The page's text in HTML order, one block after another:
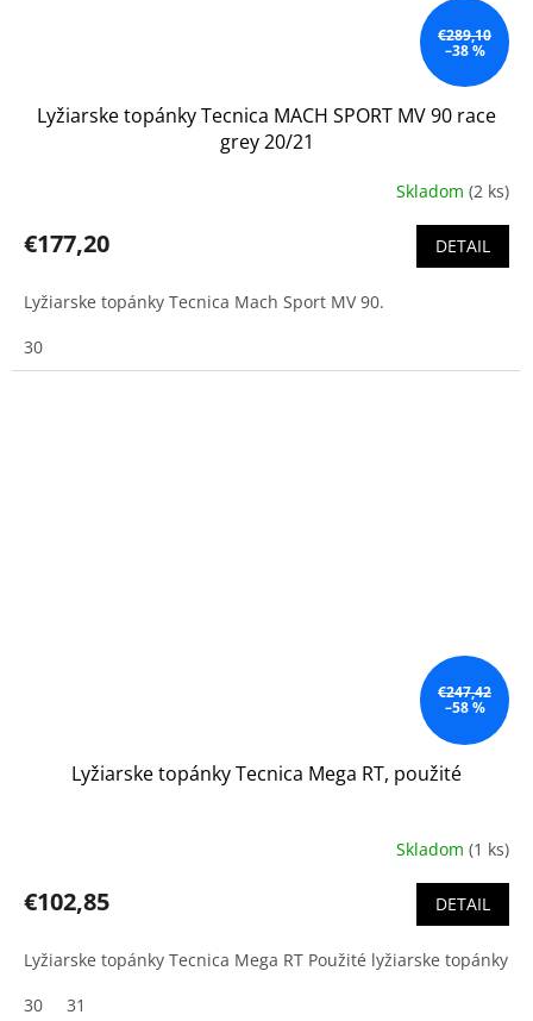
€289,10
–38 %
Lyžiarske topánky Tecnica MACH SPORT MV 90 race
grey 20/21
Skladom (2 ks)
€177,20 DETAIL
Lyžiarske topánky Tecnica Mach Sport MV 90.
30
€247,42
–58 %
Lyžiarske topánky Tecnica Mega RT, použité
Skladom (1 ks)
€102,85 DETAIL
Lyžiarske topánky Tecnica Mega RT Použité lyžiarske topánky
30
31